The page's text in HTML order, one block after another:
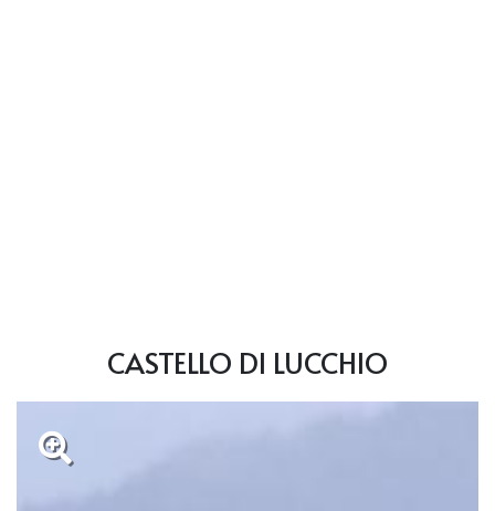
CASTELLO DI LUCCHIO